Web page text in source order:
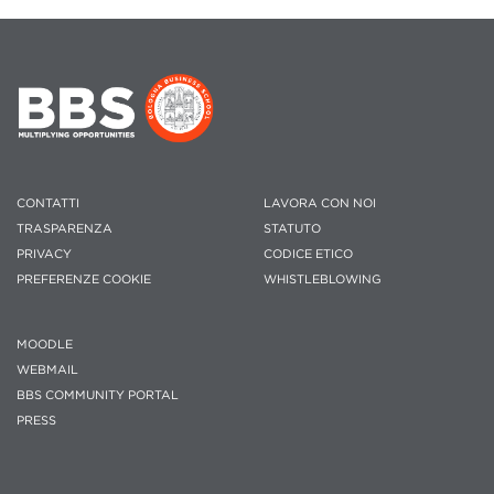
CONTATTI
TRASPARENZA
PRIVACY
PREFERENZE COOKIE
LAVORA CON NOI
STATUTO
CODICE ETICO
WHISTLEBLOWING
MOODLE
WEBMAIL
BBS COMMUNITY PORTAL
PRESS